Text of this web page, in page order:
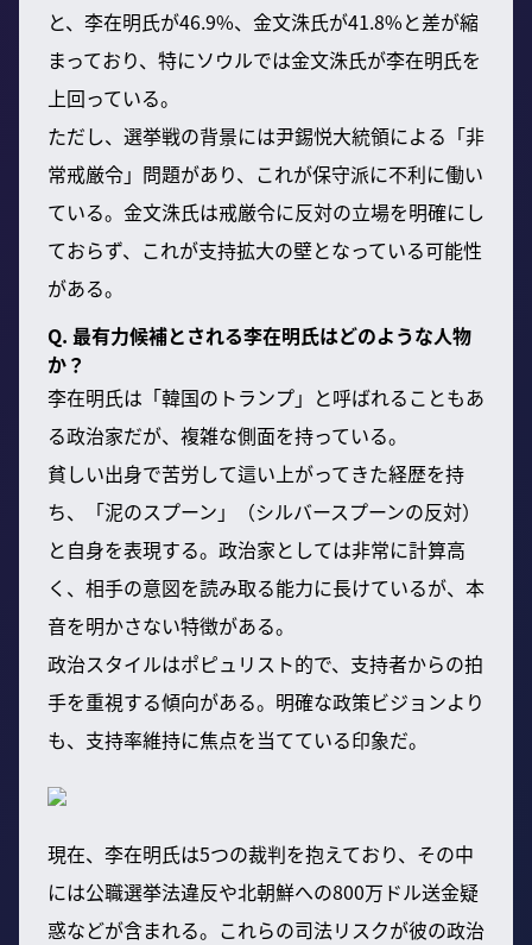
と、李在明氏が46.9%、金文洙氏が41.8%と差が縮
まっており、特にソウルでは金文洙氏が李在明氏を
上回っている。
ただし、選挙戦の背景には尹錫悦大統領による「非
常戒厳令」問題があり、これが保守派に不利に働い
ている。金文洙氏は戒厳令に反対の立場を明確にし
ておらず、これが支持拡大の壁となっている可能性
がある。
Q. 最有力候補とされる李在明氏はどのような人物
か？
李在明氏は「韓国のトランプ」と呼ばれることもあ
る政治家だが、複雑な側面を持っている。
貧しい出身で苦労して這い上がってきた経歴を持
ち、「泥のスプーン」（シルバースプーンの反対）
と自身を表現する。政治家としては非常に計算高
く、相手の意図を読み取る能力に長けているが、本
音を明かさない特徴がある。
政治スタイルはポピュリスト的で、支持者からの拍
手を重視する傾向がある。明確な政策ビジョンより
も、支持率維持に焦点を当てている印象だ。
現在、李在明氏は5つの裁判を抱えており、その中
には公職選挙法違反や北朝鮮への800万ドル送金疑
惑などが含まれる。これらの司法リスクが彼の政治